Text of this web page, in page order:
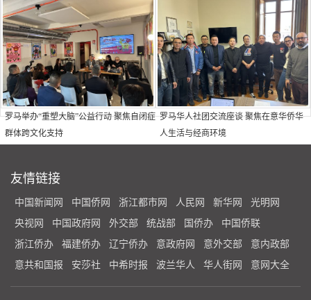
罗马举办“重塑大脑”公益行动 聚焦自闭症
群体跨文化支持
罗马华人社团交流座谈 聚焦在意华侨华
人生活与经商环境
友情链接
中国新闻网 中国侨网 浙江都市网 人民网 新华网
光明网
央视网
中国政府网 外交部 统战部 国侨办
中国侨联
浙江侨办
福建侨办 辽宁侨办 意政府网 意外交部
意内政部
意共和国报
安莎社 中希时报 波兰华人 华人街网 意网大全